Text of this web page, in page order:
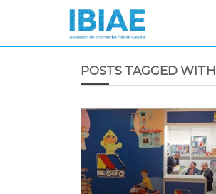
POSTS TAGGED WITH